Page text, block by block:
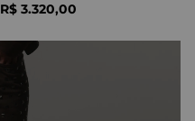
R$ 3.320,00